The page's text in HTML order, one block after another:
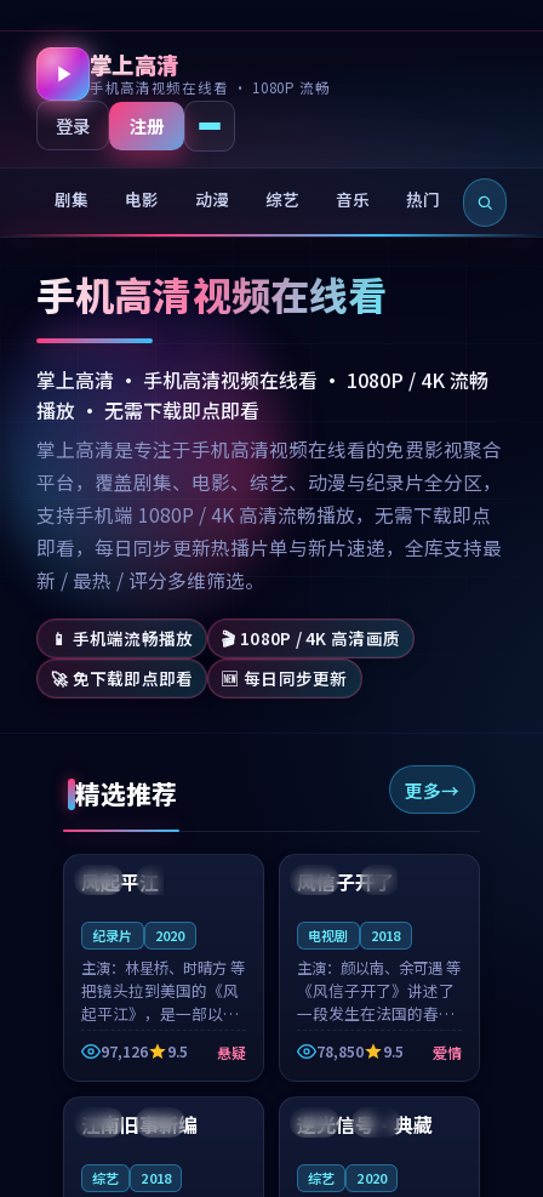
掌上高清
手机高清视频在线看 · 1080P 流畅
登录 注册
剧集 电影 动漫 综艺 音乐 热门 新片
手机高清视频在线看
掌上高清 · 手机高清视频在线看 · 1080P / 4K 流畅
播放 · 无需下载即点即看
掌上高清是专注于手机高清视频在线看的免费影视聚合
平台，覆盖剧集、电影、综艺、动漫与纪录片全分区，
支持手机端 1080P / 4K 高清流畅播放，无需下载即点
即看，每日同步更新热播片单与新片速递，全库支持最
新 / 最热 / 评分多维筛选。
📱 手机端流畅播放
🎬 1080P / 4K 高清画质
🚀 免下载即点即看
🆕 每日同步更新
精选推荐 更多
美国 完结
99:07
风起平江
纪录片 2020
主演： 林星桥、时晴方 等
把镜头拉到美国的《风
起平江》，是一部以时
光记忆为底色的悬疑作
品。林星桥和时晴方贡
献了2020年颇受关注的
合作演出，影片在情感
层次与现实质感之间
97,126 9.5 悬疑
法国 4K
99:21
风信子开了
电视剧 2018
主演： 颜以南、余可遇 等
《风信子开了》讲述了
一段发生在法国的春日
漫步故事。颜以南饰演
的主角与余可遇的角色
因一场意外卷入更深的
纠葛，爱情元素贯穿始
终，节奏稳健而富有张
78,850 9.5 爱情
日本 院线
江南旧事新编
综艺 2018
中国 独播
逆光信号·典藏
综艺 2020